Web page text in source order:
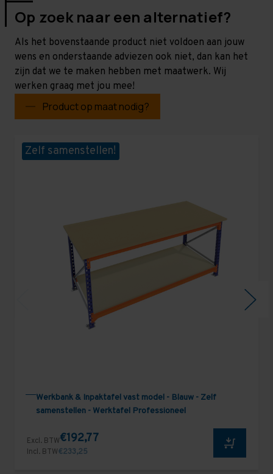
Op zoek naar een alternatief?
Als het bovenstaande product niet voldoen aan jouw
wens en onderstaande adviezen ook niet, dan kan het
zijn dat we te maken hebben met maatwerk. Wij
werken graag met jou mee!
Product op maat nodig?
Zelf samenstellen!
Werkbank & Inpaktafel vast model - Blauw - Zelf
samenstellen - Werktafel Professioneel
Excl. BTW€192,77
Incl. BTW€233,25